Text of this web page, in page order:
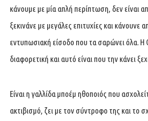
κάνουμε με μία απλή περίπτωση, δεν είναι
ξεκινάνε με μεγάλες επιτυχίες και κάνουνε
εντυπωσιακή είσοδο που τα σαρώνει όλα.
διαφορετική και αυτό είναι που την κάνει
Είναι η γαλλίδα μποέμ ηθοποιός που
ακτιβισμό, ζει με τον σύντροφο της και το